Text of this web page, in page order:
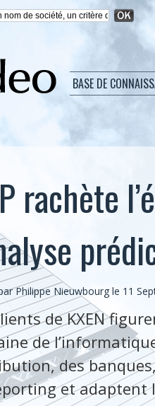
BASE DE
rachète
Philippe Nieuwbourgle 11
de KXEN
de
des
et adaptent